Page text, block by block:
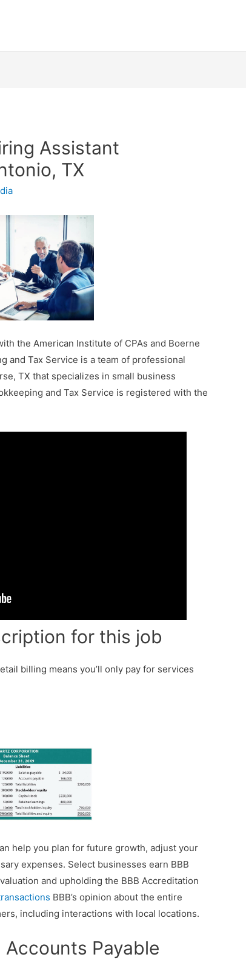
Assistant
TX
the American Institute of CPAs and Boerne
and Tax Service is a team of professional
TX that specializes in small business
and Tax Service is registered with the
for this job
billing means you’ll only pay for services
help you plan for future growth, adjust your
expenses. Select businesses earn BBB
and upholding the BBB Accreditation
BBB’s opinion about the entire
including interactions with local locations.
Payable